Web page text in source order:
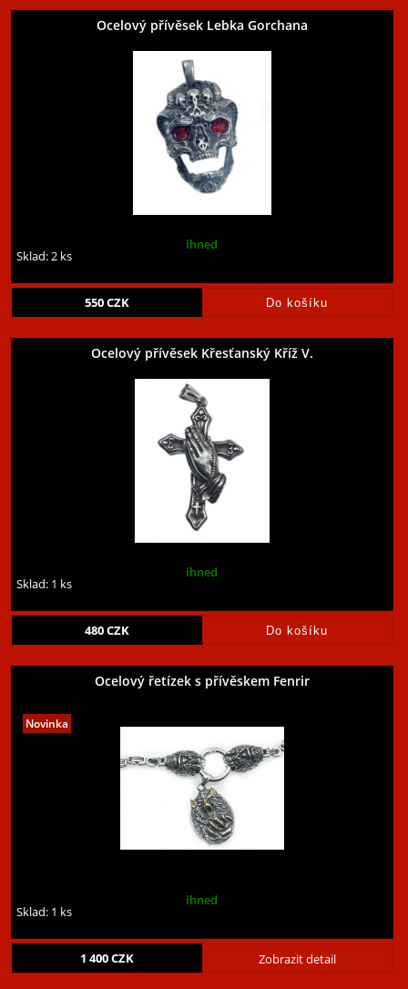
Ocelový přívěsek Lebka Gorchana
ihned
Sklad: 2 ks
550CZK
Ocelový přívěsek Křesťanský Kříž V.
ihned
Sklad: 1 ks
480CZK
Ocelový řetízek s přívěskem Fenrir
ihned
Sklad: 1 ks
Zobrazit detail
1 400CZK